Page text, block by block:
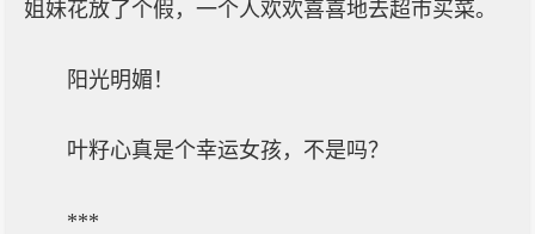
姐妹花放了个假，一个人欢欢喜喜地去超市买菜。
阳光明媚！
叶籽心真是个幸运女孩，不是吗？
***